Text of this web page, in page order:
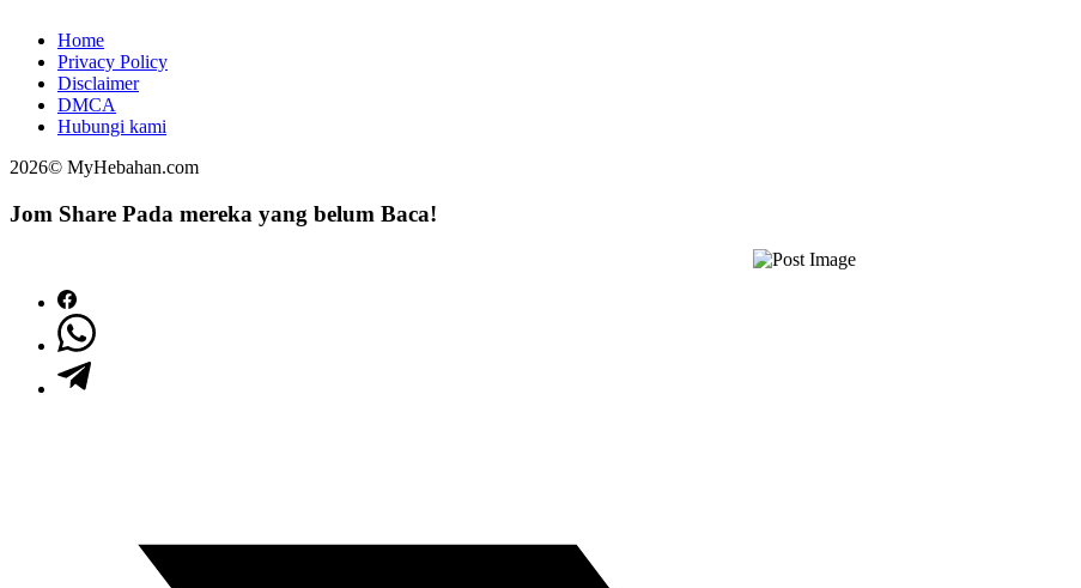
Home
Privacy Policy
Disclaimer
DMCA
Hubungi kami
2026© MyHebahan.com
Jom Share Pada mereka yang belum Baca!